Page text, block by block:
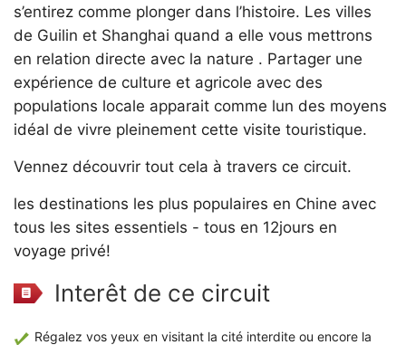
s’entirez comme plonger dans l’histoire. Les villes
de Guilin et Shanghai quand a elle vous mettrons
en relation directe avec la nature . Partager une
expérience de culture et agricole avec des
populations locale apparait comme lun des moyens
idéal de vivre pleinement cette visite touristique.
Vennez découvrir tout cela à travers ce circuit.
les destinations les plus populaires en Chine avec
tous les sites essentiels - tous en 12jours en
voyage privé!
Interêt de ce circuit
Régalez vos yeux en visitant la cité interdite ou encore la